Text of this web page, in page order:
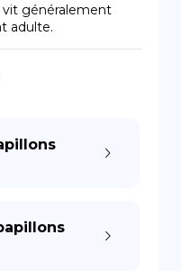
adulte.